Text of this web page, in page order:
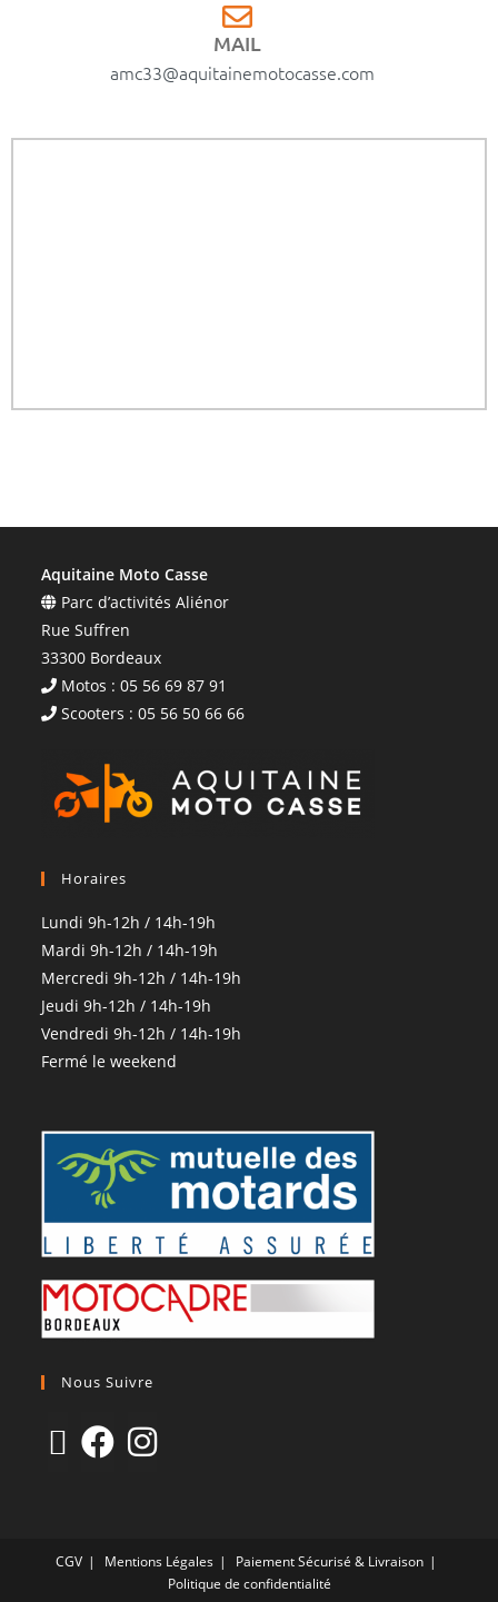
MAIL
amc33@aquitainemotocasse.com
Aquitaine Moto Casse
Parc d’activités Aliénor
Rue Suffren
33300 Bordeaux
Motos : 05 56 69 87 91
Scooters : 05 56 50 66 66
Horaires
Lundi 9h-12h / 14h-19h
Mardi 9h-12h / 14h-19h
Mercredi 9h-12h / 14h-19h
Jeudi 9h-12h / 14h-19h
Vendredi 9h-12h / 14h-19h
Fermé le weekend
Nous Suivre
CGV Mentions Légales
Paiement Sécurisé & Livraison
Politique de confidentialité